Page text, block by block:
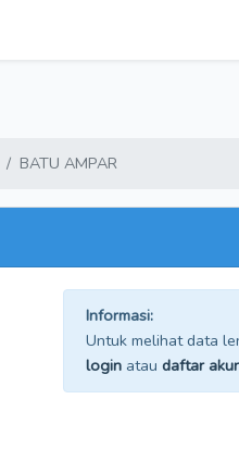
BATU AMPAR
Informasi:
Untuk melihat data
login atau daftar